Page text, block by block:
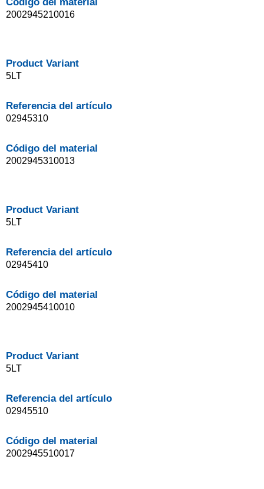
2002945210016
Product Variant
5LT
Referencia del artículo
02945310
Código del material
2002945310013
Product Variant
5LT
Referencia del artículo
02945410
Código del material
2002945410010
Product Variant
5LT
Referencia del artículo
02945510
Código del material
2002945510017